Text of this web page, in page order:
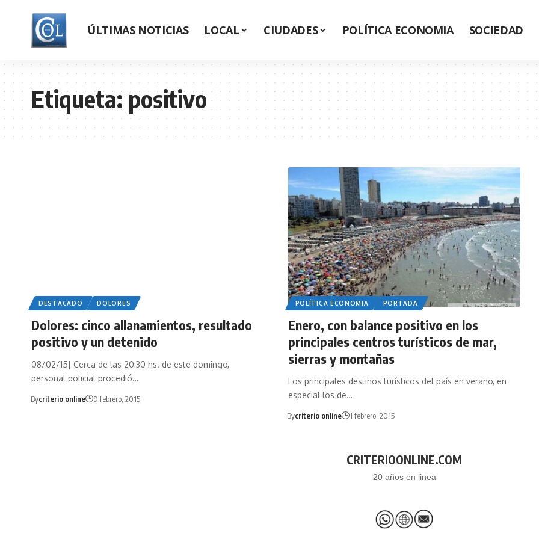
ÚLTIMAS NOTICIAS LOCAL CIUDADES POLÍTICA ECONOMIA SOCIEDAD
Etiqueta: positivo
DESTACADO DOLORES
Dolores: cinco allanamientos, resultado
positivo y un detenido
08/02/15| Cerca de las 20:30 hs. de este domingo,
personal policial procedió…
Bycriterio online 9 febrero, 2015
POLÍTICA ECONOMIA PORTADA
Enero, con balance positivo en los
principales centros turísticos de mar,
sierras y montañas
Los principales destinos turísticos del país en verano, en
especial los de…
Bycriterio online 1 febrero, 2015
CRITERIOONLINE.COM
20 años en linea